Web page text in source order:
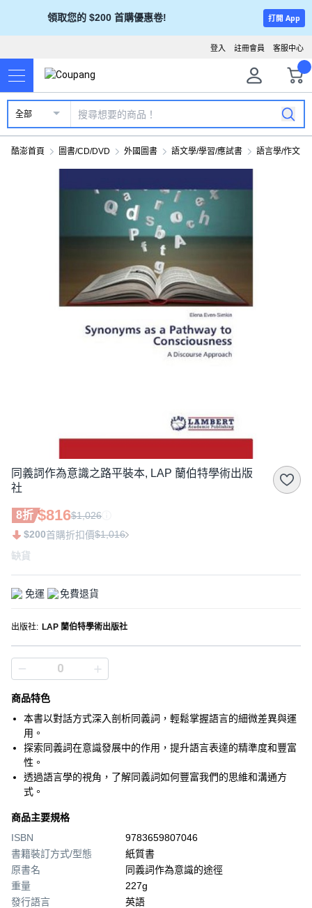
領取您的 $200 首購優惠卷! 打開 App
客服中心
註冊會員
登入
全部
酷澎首頁 圖書/CD/DVD 外國圖書 語文學/學習/應試書 語言學/作文
同義詞作為意識之路平裝本, LAP 蘭伯特學術出版
社
8折 $816$1,026
$200首購折扣價$1,016
缺貨
免運 免費退貨
出版社: LAP 蘭伯特學術出版社
商品特色
本書以對話方式深入剖析同義詞，輕鬆掌握語言的細微差異與運
用。
探索同義詞在意識發展中的作用，提升語言表達的精準度和豐富
性。
透過語言學的視角，了解同義詞如何豐富我們的思維和溝通方
式。
商品主要規格
ISBN
9783659807046
書籍裝訂方式/型態
紙質書
原書名
同義詞作為意識的途徑
重量
227g
發行語言
英語